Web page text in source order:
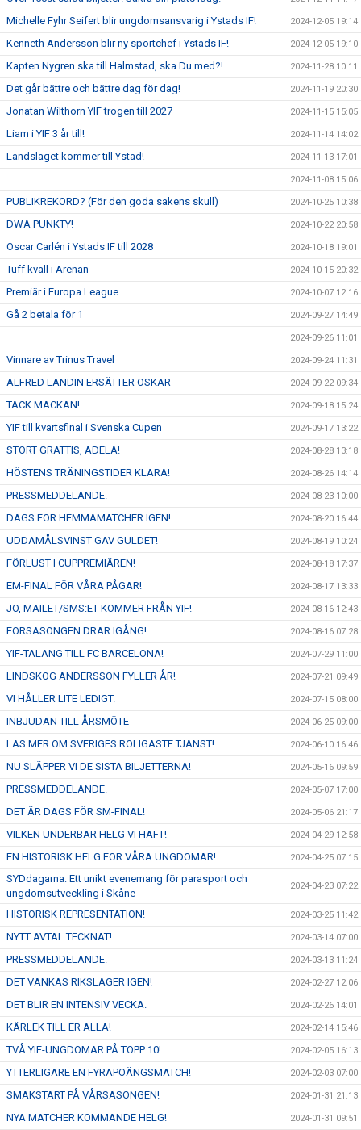
Michelle Fyhr Seifert blir ungdomsansvarig i Ystads IF! 2024-12-05 19:14
Kenneth Andersson blir ny sportchef i Ystads IF! 2024-12-05 19:10
Kapten Nygren ska till Halmstad, ska Du med?! 2024-11-28 10:11
Det går bättre och bättre dag för dag! 2024-11-19 20:30
Jonatan Wilthorn YIF trogen till 2027 2024-11-15 15:05
Liam i YIF 3 år till! 2024-11-14 14:02
Landslaget kommer till Ystad! 2024-11-13 17:01
2024-11-08 15:06
PUBLIKREKORD? (För den goda sakens skull) 2024-10-25 10:38
DWA PUNKTY! 2024-10-22 20:58
Oscar Carlén i Ystads IF till 2028 2024-10-18 19:01
Tuff kväll i Arenan 2024-10-15 20:32
Premiär i Europa League 2024-10-07 12:16
Gå 2 betala för 1 2024-09-27 14:49
2024-09-26 11:01
Vinnare av Trinus Travel 2024-09-24 11:31
ALFRED LANDIN ERSÄTTER OSKAR 2024-09-22 09:34
TACK MACKAN! 2024-09-18 15:24
YIF till kvartsfinal i Svenska Cupen 2024-09-17 13:22
STORT GRATTIS, ADELA! 2024-08-28 13:18
HÖSTENS TRÄNINGSTIDER KLARA! 2024-08-26 14:14
PRESSMEDDELANDE. 2024-08-23 10:00
DAGS FÖR HEMMAMATCHER IGEN! 2024-08-20 16:44
UDDAMÅLSVINST GAV GULDET! 2024-08-19 10:24
FÖRLUST I CUPPREMIÄREN! 2024-08-18 17:37
EM-FINAL FÖR VÅRA PÅGAR! 2024-08-17 13:33
JO, MAILET/SMS:ET KOMMER FRÅN YIF! 2024-08-16 12:43
FÖRSÄSONGEN DRAR IGÅNG! 2024-08-16 07:28
YIF-TALANG TILL FC BARCELONA! 2024-07-29 11:00
LINDSKOG ANDERSSON FYLLER ÅR! 2024-07-21 09:49
VI HÅLLER LITE LEDIGT. 2024-07-15 08:00
INBJUDAN TILL ÅRSMÖTE 2024-06-25 09:00
LÄS MER OM SVERIGES ROLIGASTE TJÄNST! 2024-06-10 16:46
NU SLÄPPER VI DE SISTA BILJETTERNA! 2024-05-16 09:59
PRESSMEDDELANDE. 2024-05-07 17:00
DET ÄR DAGS FÖR SM-FINAL! 2024-05-06 21:17
VILKEN UNDERBAR HELG VI HAFT! 2024-04-29 12:58
EN HISTORISK HELG FÖR VÅRA UNGDOMAR! 2024-04-25 07:15
SYDdagarna: Ett unikt evenemang för parasport och
ungdomsutveckling i Skåne
2024-04-23 07:22
HISTORISK REPRESENTATION! 2024-03-25 11:42
NYTT AVTAL TECKNAT! 2024-03-14 07:00
PRESSMEDDELANDE. 2024-03-13 11:24
DET VANKAS RIKSLÄGER IGEN! 2024-02-27 12:06
DET BLIR EN INTENSIV VECKA. 2024-02-26 14:01
KÄRLEK TILL ER ALLA! 2024-02-14 15:46
TVÅ YIF-UNGDOMAR PÅ TOPP 10! 2024-02-05 16:13
YTTERLIGARE EN FYRAPOÄNGSMATCH! 2024-02-03 07:00
SMAKSTART PÅ VÅRSÄSONGEN! 2024-01-31 21:13
NYA MATCHER KOMMANDE HELG! 2024-01-31 09:51